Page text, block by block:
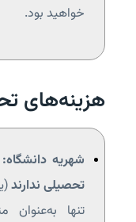
خواهید بود.
هزینه‌های
شهریه دانشگاه:
تحصیلی ندارند
تنها به‌عنوان